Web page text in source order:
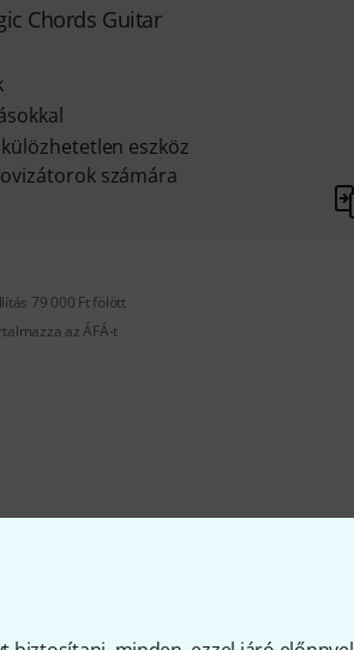
Chords Guitar
eszköz
számára
79 000 Ft fölött
az ÁFÁ-t